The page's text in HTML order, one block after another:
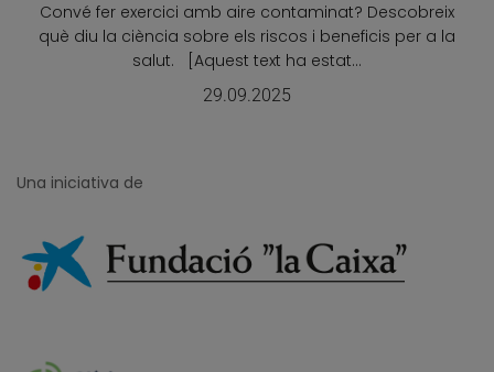
Convé fer exercici amb aire contaminat? Descobreix
què diu la ciència sobre els riscos i beneficis per a la
salut. [Aquest text ha estat...
29.09.2025
Una iniciativa de